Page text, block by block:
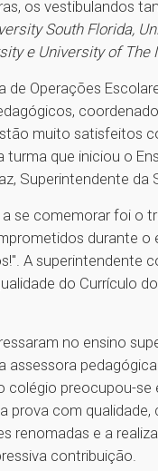
os vestibulandos
South Florida,
e University of The
de Operações
muito satisfeitos
que iniciou o
Superintendente da
se comemorar foi o
durante o
A superintendente
do Currículo
no ensino
assessora
colégio preocupou-
prova com
renomadas e a
contribuição.